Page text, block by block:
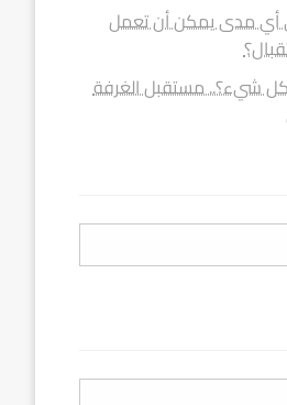
أي مدى يمكن أن تعمل
شيء؟.. مستقبل الغرفة